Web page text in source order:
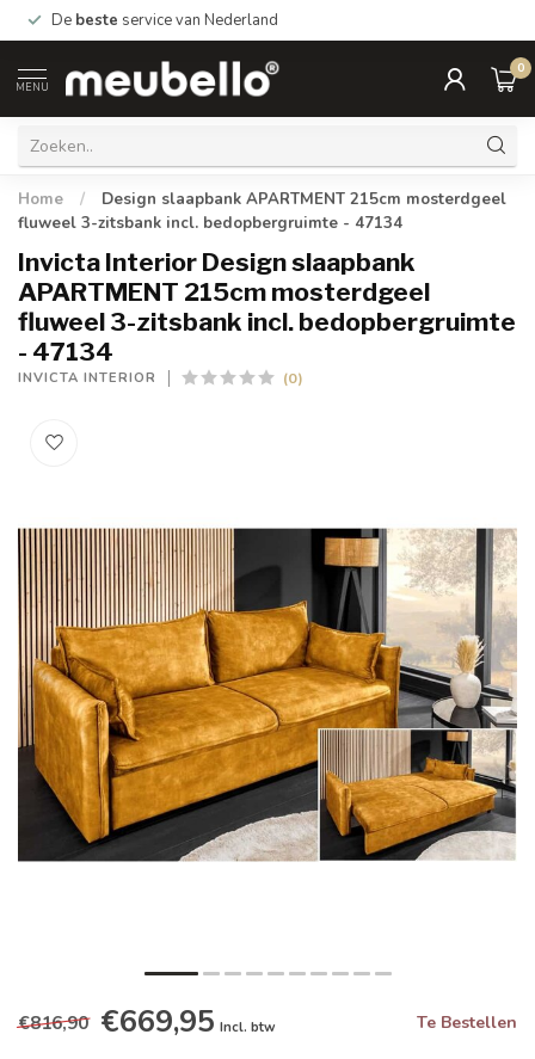
De beste service van Nederland
MENU
0
Home /
Design slaapbank APARTMENT 215cm mosterdgeel
fluweel 3-zitsbank incl. bedopbergruimte - 47134
Invicta Interior Design slaapbank
APARTMENT 215cm mosterdgeel
fluweel 3-zitsbank incl. bedopbergruimte
- 47134
INVICTA INTERIOR (0)
€816,90 €669,95 Incl. btw Te Bestellen